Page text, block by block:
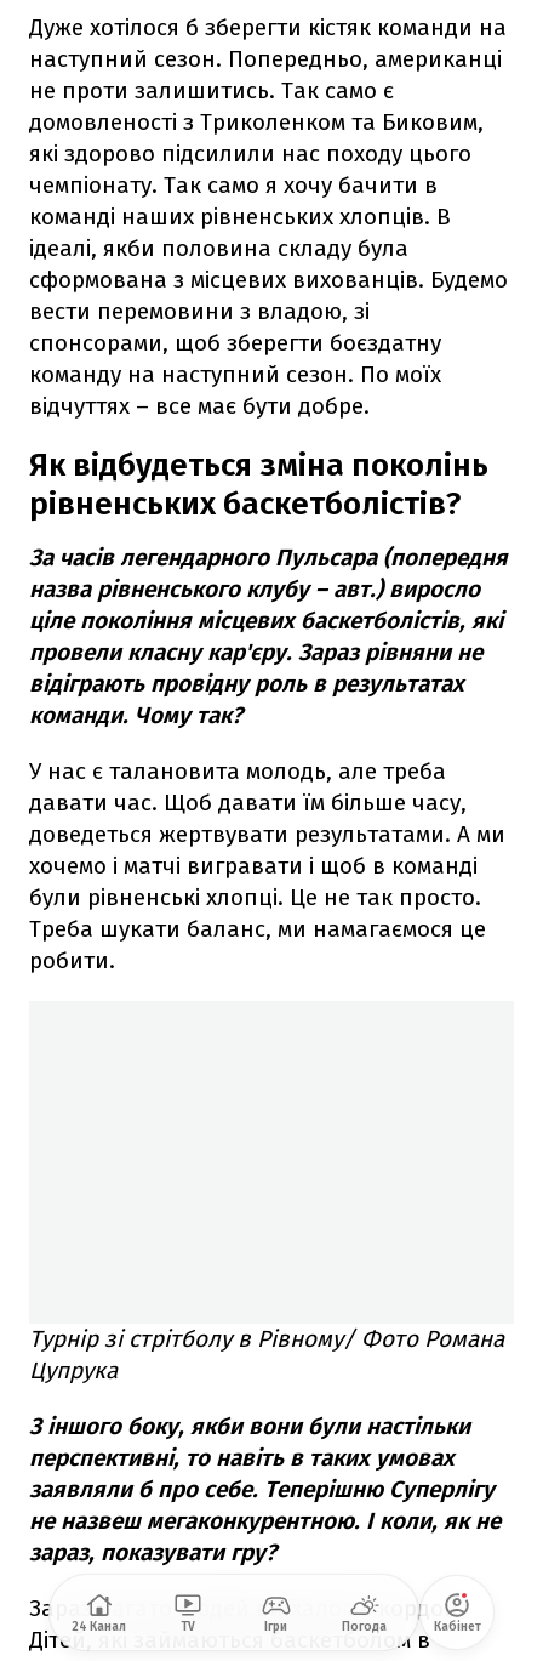
Дуже хотілося б зберегти кістяк команди на
наступний сезон. Попередньо, американці
не проти залишитись. Так само є
домовленості з Триколенком та Биковим,
які здорово підсилили нас походу цього
чемпіонату. Так само я хочу бачити в
команді наших рівненських хлопців. В
ідеалі, якби половина складу була
сформована з місцевих вихованців. Будемо
вести перемовини з владою, зі
спонсорами, щоб зберегти боєздатну
команду на наступний сезон. По моїх
відчуттях – все має бути добре.
Як відбудеться зміна поколінь
рівненських баскетболістів?
За часів легендарного Пульсара (попередня
назва рівненського клубу – авт.) виросло
ціле покоління місцевих баскетболістів, які
провели класну кар'єру. Зараз рівняни не
відіграють провідну роль в результатах
команди. Чому так?
У нас є талановита молодь, але треба
давати час. Щоб давати їм більше часу,
доведеться жертвувати результатами. А ми
хочемо і матчі вигравати і щоб в команді
були рівненські хлопці. Це не так просто.
Треба шукати баланс, ми намагаємося це
робити.
Турнір зі стрітболу в Рівному/ Фото Романа
Цупрука
З іншого боку, якби вони були настільки
перспективні, то навіть в таких умовах
заявляли б про себе. Теперішню Суперлігу
не назвеш мегаконкурентною. І коли, як не
зараз, показувати гру?
Зараз багато людей виїхало за кордон.
Дітей, які займаються баскетболом в
24 Канал TV Ігри Погода Кабінет